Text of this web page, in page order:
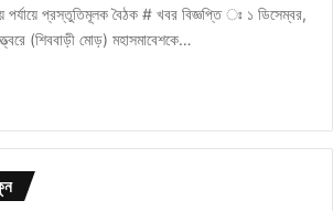
পর্যায়ে প্রস্তুতিমূলক বৈঠক # খবর বিজ্ঞপ্তি ঃ ১ ডিসেম্বর,
(শিববাড়ী মোড়) মহাসমাবেশকে…